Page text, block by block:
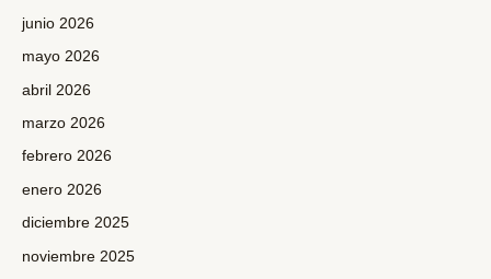
junio 2026
mayo 2026
abril 2026
marzo 2026
febrero 2026
enero 2026
diciembre 2025
noviembre 2025